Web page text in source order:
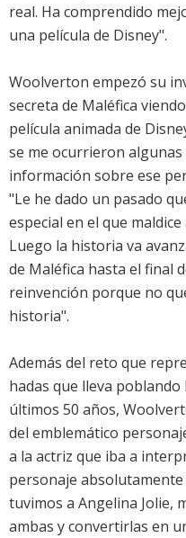
real. Ha comprendido
una película de Disney".
Woolverton empezó su
secreta de Maléfica
película animada de
se me ocurrieron algunas
información sobre ese
"Le he dado un pasado
especial en el que
Luego la historia va
de Maléfica hasta el final
reinvención porque no
historia".
Además del reto que
hadas que lleva
últimos 50 años,
del emblemático
a la actriz que iba a
personaje
tuvimos a Angelina Jolie,
ambas y convertirlas en